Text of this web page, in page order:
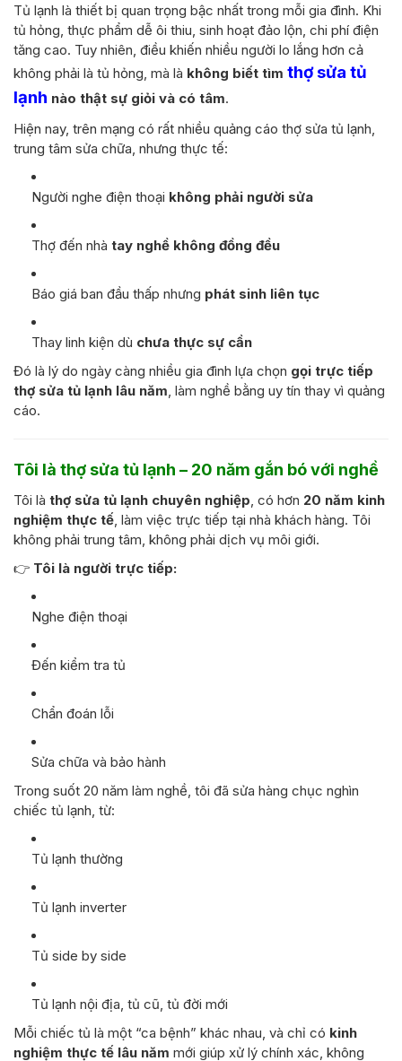
Tủ lạnh là thiết bị quan trọng bậc nhất trong mỗi gia đình. Khi
tủ hỏng, thực phẩm dễ ôi thiu, sinh hoạt đảo lộn, chi phí điện
tăng cao. Tuy nhiên, điều khiến nhiều người lo lắng hơn cả
không phải là tủ hỏng, mà là không biết tìm thợ sửa tủ
lạnh nào thật sự giỏi và có tâm.
Hiện nay, trên mạng có rất nhiều quảng cáo thợ sửa tủ lạnh,
trung tâm sửa chữa, nhưng thực tế:
Người nghe điện thoại không phải người sửa
Thợ đến nhà tay nghề không đồng đều
Báo giá ban đầu thấp nhưng phát sinh liên tục
Thay linh kiện dù chưa thực sự cần
Đó là lý do ngày càng nhiều gia đình lựa chọn gọi trực tiếp
thợ sửa tủ lạnh lâu năm , làm nghề bằng uy tín thay vì quảng
cáo.
Tôi là thợ sửa tủ lạnh – 20 năm gắn bó với nghề
Tôi là thợ sửa tủ lạnh chuyên nghiệp , có hơn 20 năm kinh
nghiệm thực tế , làm việc trực tiếp tại nhà khách hàng. Tôi
không phải trung tâm, không phải dịch vụ môi giới.
👉 Tôi là người trực tiếp:
Nghe điện thoại
Đến kiểm tra tủ
Chẩn đoán lỗi
Sửa chữa và bảo hành
Trong suốt 20 năm làm nghề, tôi đã sửa hàng chục nghìn
chiếc tủ lạnh, từ:
Tủ lạnh thường
Tủ lạnh inverter
Tủ side by side
Tủ lạnh nội địa, tủ cũ, tủ đời mới
Mỗi chiếc tủ là một “ca bệnh” khác nhau, và chỉ có kinh
nghiệm thực tế lâu năm mới giúp xử lý chính xác, không